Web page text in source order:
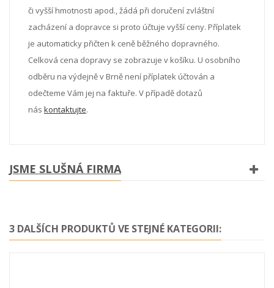
či vyšší hmotnosti apod., žádá při doručení zvláštní
zacházení a dopravce si proto účtuje vyšší ceny. Příplatek
je automaticky přičten k ceně běžného dopravného.
Celková cena dopravy se zobrazuje v košíku. U osobního
odběru na výdejně v Brně není příplatek účtován a
odečteme Vám jej na faktuře. V případě dotazů
nás kontaktujte.
JSME SLUŠNÁ FIRMA
3 DALŠÍCH PRODUKTŮ VE STEJNÉ KATEGORII: